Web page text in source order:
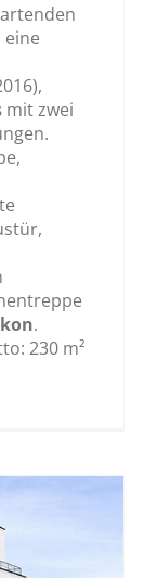
mit zwei
.
230 m²